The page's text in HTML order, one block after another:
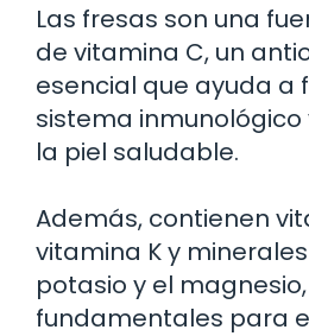
Las fresas son una
de vitamina C, un
esencial que ayuda a
sistema
la piel saludable.
Además, contienen
vitamina K y
potasio y el
fundamentales para